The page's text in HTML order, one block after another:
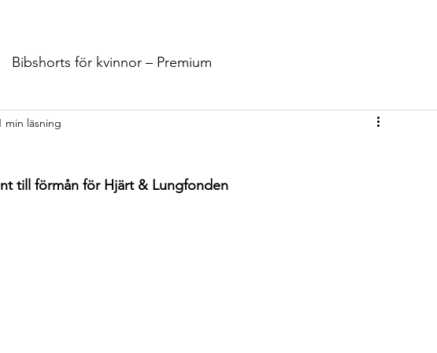
Bibshorts för kvinnor – Premium
min läsning
till förmån för Hjärt & Lungfonden